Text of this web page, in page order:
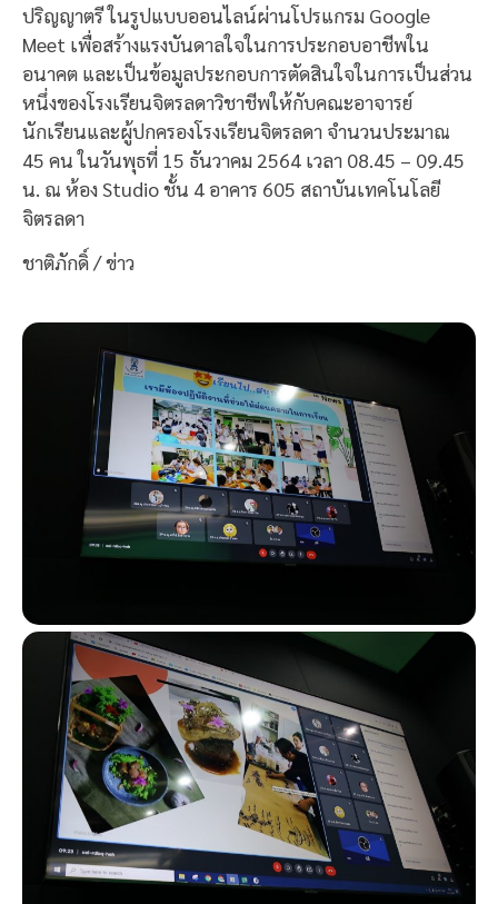
ปริญญาตรี ในรูปแบบออนไลน์ผ่านโปรแกรม Google
Meet เพื่อสร้างแรงบันดาลใจในการประกอบอาชีพใน
อนาคต และเป็นข้อมูลประกอบการตัดสินใจในการเป็นส่วน
หนึ่งของโรงเรียนจิตรลดาวิชาชีพให้กับคณะอาจารย์
นักเรียนและผู้ปกครองโรงเรียนจิตรลดา จำนวนประมาณ
45 คน ในวันพุธที่ 15 ธันวาคม 2564 เวลา 08.45 – 09.45
น. ณ ห้อง Studio ชั้น 4 อาคาร 605 สถาบันเทคโนโลยี
จิตรลดา
ชาติภักดิ์ / ข่าว